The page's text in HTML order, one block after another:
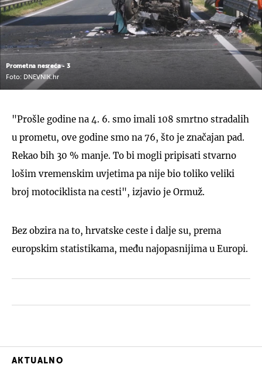
Prometna nesreća - 3
Foto: DNEVNIK.hr
"Prošle godine na 4. 6. smo imali 108 smrtno stradalih
u prometu, ove godine smo na 76, što je značajan pad.
Rekao bih 30 % manje. To bi mogli pripisati stvarno
lošim vremenskim uvjetima pa nije bio toliko veliki
broj motociklista na cesti", izjavio je Ormuž.
Bez obzira na to, hrvatske ceste i dalje su, prema
europskim statistikama, među najopasnijima u Europi.
AKTUALNO